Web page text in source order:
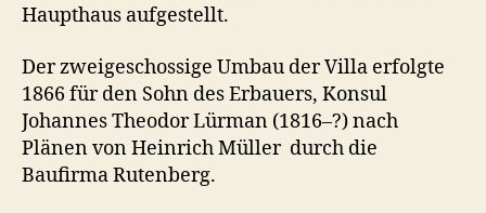
Haupthaus aufgestellt.
Der zweigeschossige Umbau der Villa erfolgte
1866 für den Sohn des Erbauers, Konsul
Johannes Theodor Lürman (1816–?) nach
Plänen von Heinrich Müller durch die
Baufirma Rutenberg.